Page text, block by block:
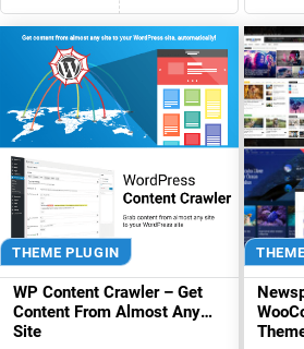
THEME PLUGIN
WP Content Crawler – Get
Content From Almost Any
Site